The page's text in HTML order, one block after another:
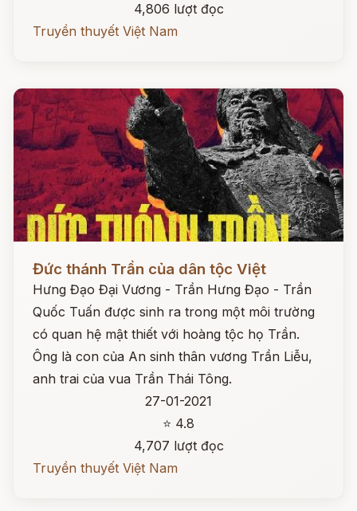
4,806 lượt đọc
Truyền thuyết Việt Nam
Đức thánh Trần của dân tộc Việt
Hưng Đạo Đại Vương - Trần Hưng Đạo - Trần
Quốc Tuấn được sinh ra trong một môi trường
có quan hệ mật thiết với hoàng tộc họ Trần.
Ông là con của An sinh thân vương Trần Liễu,
anh trai của vua Trần Thái Tông.
27-01-2021
⭐ 4.8
4,707 lượt đọc
Truyền thuyết Việt Nam